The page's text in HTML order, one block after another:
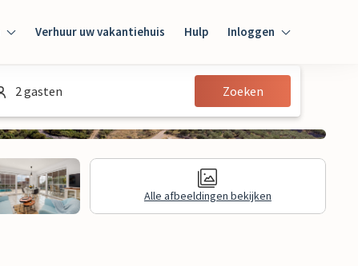
Verhuur uw vakantiehuis Hulp Inloggen
Inloggen
Gast
2 gasten Zoeken
Alle afbeeldingen bekijken